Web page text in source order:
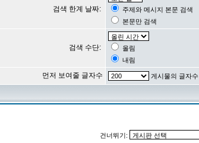
검색 한계 날짜:
주제와 메시지 본문 검색
본문만 검색
검색 수단:
올림
내림
먼저 보여줄 글자수 게시물의 글자수
건너뛰기: